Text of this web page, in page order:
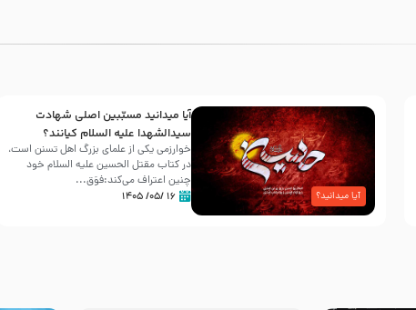
آیا میدانید؟
آیا میدانید مسبّبین اصلی شهادت
سیدالشهدا علیه ‌السلام کیانند؟
خوارزمی یکی از علمای بزرگ اهل تسنن است،
در کتاب مقتل الحسین علیه ‌السلام خود
چنین اعتراف می‌کند:فوَق...
۱۶ /۰۵/ ۱۴۰۵